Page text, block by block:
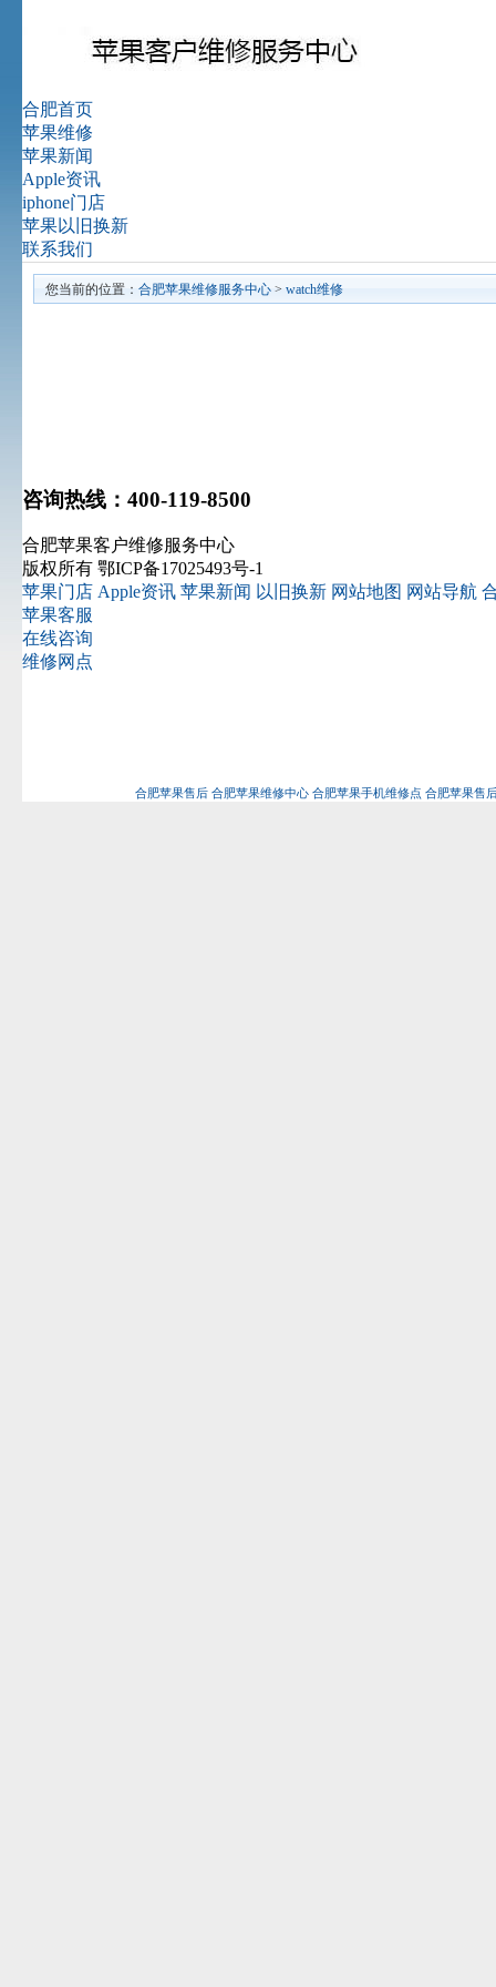
合肥首页
苹果维修
苹果新闻
Apple资讯
iphone门店
苹果以旧换新
联系我们
您当前的位置： 合肥苹果维修服务中心 > watch维修
咨询热线：400-119-8500
合肥苹果客户维修服务中心
版权所有 鄂ICP备17025493号-1
苹果门店 Apple资讯 苹果新闻 以旧换新 网站地图 网站导航
苹果客服
在线咨询
维修网点
合肥苹果售后 合肥苹果维修中心 合肥苹果手机维修点 合肥苹果售